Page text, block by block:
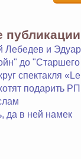
Лебедев и
до "Старшего
спектакля
подарить
да в ней намек